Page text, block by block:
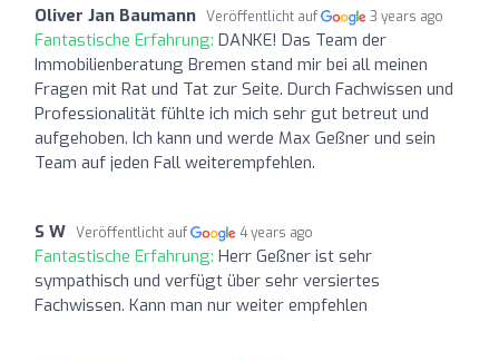
Oliver Jan Baumann Veröffentlicht auf 3 years ago
Fantastische Erfahrung: DANKE! Das Team der
Immobilienberatung Bremen stand mir bei all meinen
Fragen mit Rat und Tat zur Seite. Durch Fachwissen und
Professionalität fühlte ich mich sehr gut betreut und
aufgehoben. Ich kann und werde Max Geßner und sein
Team auf jeden Fall weiterempfehlen.
S W Veröffentlicht auf 4 years ago
Fantastische Erfahrung: Herr Geßner ist sehr
sympathisch und verfügt über sehr versiertes
Fachwissen. Kann man nur weiter empfehlen